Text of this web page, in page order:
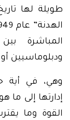
طويلة لها
المباشرة
ودبلوماسيين
وهي، في أية
إدارتها إلى
القوة وما